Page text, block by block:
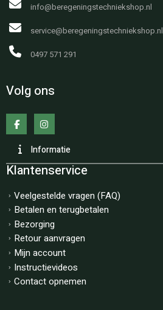
info@beregeningstechniekshop.nl
service@beregeningstechniekshop.nl
0497 571 291
Volg ons
Informatie
Klantenservice
Veelgestelde vragen (FAQ)
Betalen en terugbetalen
Bezorging
Retour aanvragen
Mijn account
Instructievideos
Contact opnemen